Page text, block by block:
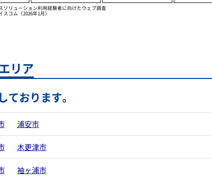
ソリューション利用経験者に向けたウェブ調査
コム（2026年1月）
リア
おります。
浦安市
木更津市
袖ヶ浦市